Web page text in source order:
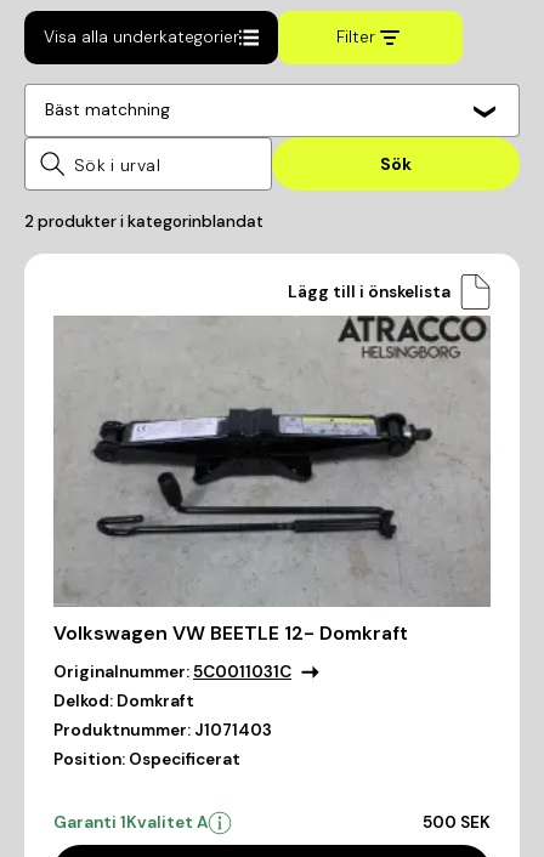
Visa alla underkategorier Filter
Bäst matchning
Sök
2 produkter i kategorinblandat
Lägg till i önskelista
Volkswagen VW BEETLE 12- Domkraft
Originalnummer:5C0011031C
Delkod: Domkraft
Produktnummer: J1071403
Position: Ospecificerat
Garanti 1Kvalitet A 500 SEK